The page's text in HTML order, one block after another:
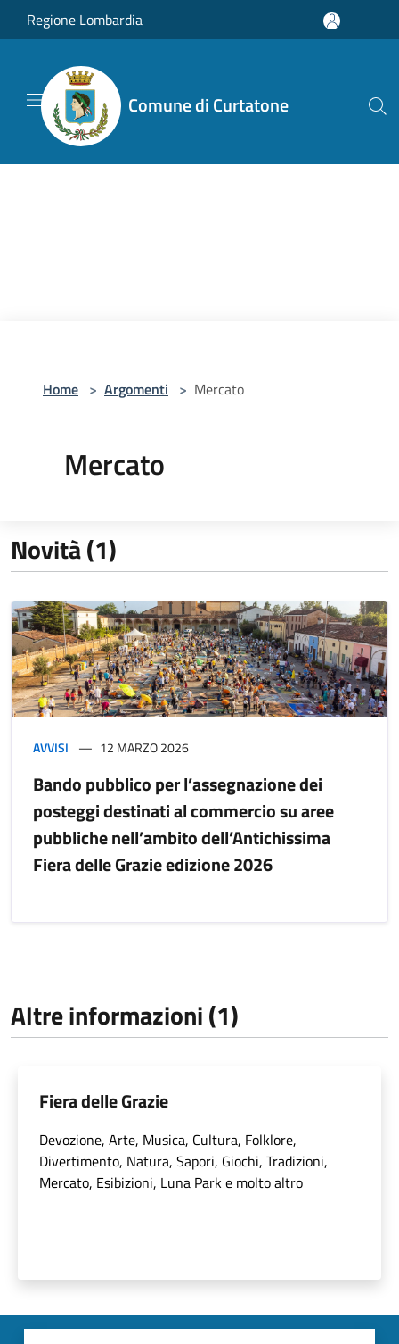
Salta al contenuto principale
Regione Lombardia
Comune di Curtatone
Home > Argomenti > Mercato
Mercato
Novità (1)
AVVISI 12 MARZO 2026
Bando pubblico per l’assegnazione dei
posteggi destinati al commercio su aree
pubbliche nell’ambito dell’Antichissima
Fiera delle Grazie edizione 2026
Altre informazioni (1)
Fiera delle Grazie
Devozione, Arte, Musica, Cultura, Folklore,
Divertimento, Natura, Sapori, Giochi, Tradizioni,
Mercato, Esibizioni, Luna Park e molto altro